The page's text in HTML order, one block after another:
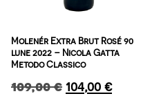
Molenér Extra Brut Rosé 90
lune 2022 – Nicola Gatta
Metodo Classico
109,00€ 104,00 €